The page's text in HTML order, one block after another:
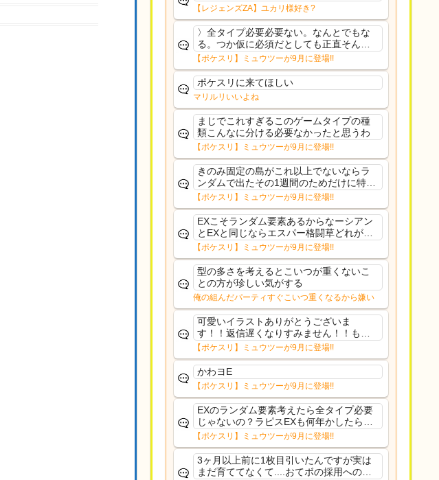
【レジェンズZA】ユカリ様好き?
〉全タイプ必要必要ない。なんとでもな
る。つか仮に必須だとしても正直そんな
もんに付き合う気は無い。運営は時間の
リソースを甘く見すぎなのよ。ポケスリ
やったことないやろうなと思ってる。〉
ラピスEX最短二年後...
【ポケスリ】ミュウツーが9月に登場!!
ポケスリに来てほしい
マリルリいいよね
まじでこれすぎるこのゲームタイプの種
類こんなに分ける必要なかったと思うわ
【ポケスリ】ミュウツーが9月に登場!!
きのみ固定の島がこれ以上でないならラ
ンダムで出たその1週間のためだけに特定
のタイプにリソース割くのなんだかむな
しい気がするわ出番がないってわけじゃ
ないから無駄ではないんだけど
【ポケスリ】ミュウツーが9月に登場!!
EXこそランダム要素あるからなーシアン
とEXと同じならエスパー格闘草どれが事
前に来るか分からんから、積む必要があ
るミュウツーは使いにくくね？って思っ
た
【ポケスリ】ミュウツーが9月に登場!!
型の多さを考えるとこいつが重くないこ
との方が珍しい気がする
俺の組んだパーティすぐこいつ重くなるから嫌い
可愛いイラストありがとうございま
す！！返信遅くなりすみません！！もう
少ししたら通常再開できます！
【ポケスリ】ミュウツーが9月に登場!!
かわヨE
【ポケスリ】ミュウツーが9月に登場!!
EXのランダム要素考えたら全タイプ必要
じゃないの？ラピスEXも何年かしたら来
るだろうし後から厳選したい育てたいっ
て思ってもどうにもならないのがこのゲ
ームだしな
【ポケスリ】ミュウツーが9月に登場!!
3ヶ月以上前に1枚目引いたんですが実は
まだ育ててなくて....おてボの採用への影